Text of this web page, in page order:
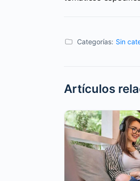
Categorías: Sin
Artículos